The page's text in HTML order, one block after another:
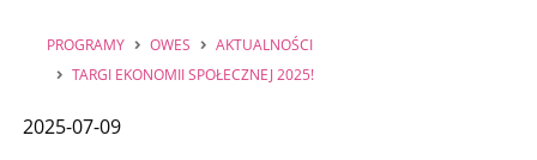
PROGRAMY OWES
AKTUALNOŚCI
TARGI EKONOMII SPOŁECZNEJ 2025!
2025-07-09